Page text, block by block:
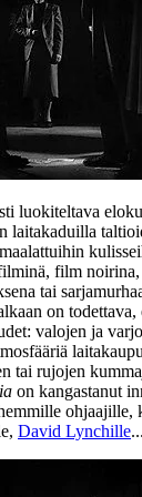
luokiteltava
laitakaduilla
film noirina,
tai
on todettava,
valojen ja
tai rujojen
on kangastanut
ohjaajille,
, David Lynchille...